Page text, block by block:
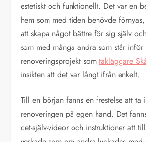
estetiskt och funktionellt. Det var en
hem som med tiden behövde
att skapa något bättre för sig själv
som med många andra som står inför
renoveringsprojekt somtakläggare
insikten att det var långt ifrån enkelt.
Till en början fanns en frestelse att ta
renoveringen på egen hand. Det
det-själv-videor och instruktioner att